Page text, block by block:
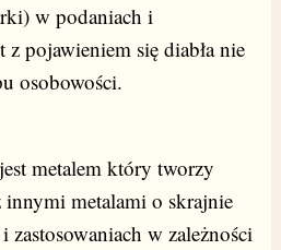
w podaniach i
pojawieniem się diabła nie
osobowości.
metalem który tworzy
metalami o skrajnie
zastosowaniach w zależności